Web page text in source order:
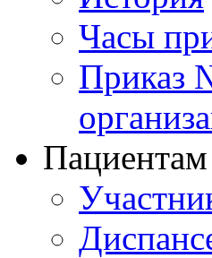
Часы
Приказ
Пациентам